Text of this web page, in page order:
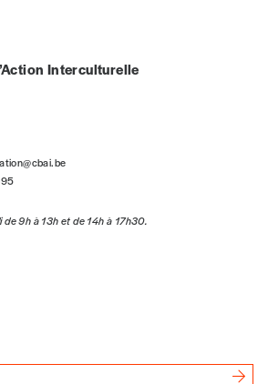
Interculturelle
9h à 13h et de 14h à 17h30.